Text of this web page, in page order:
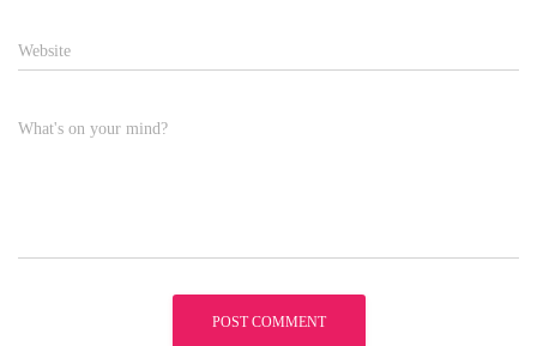
Website
What's on your mind?